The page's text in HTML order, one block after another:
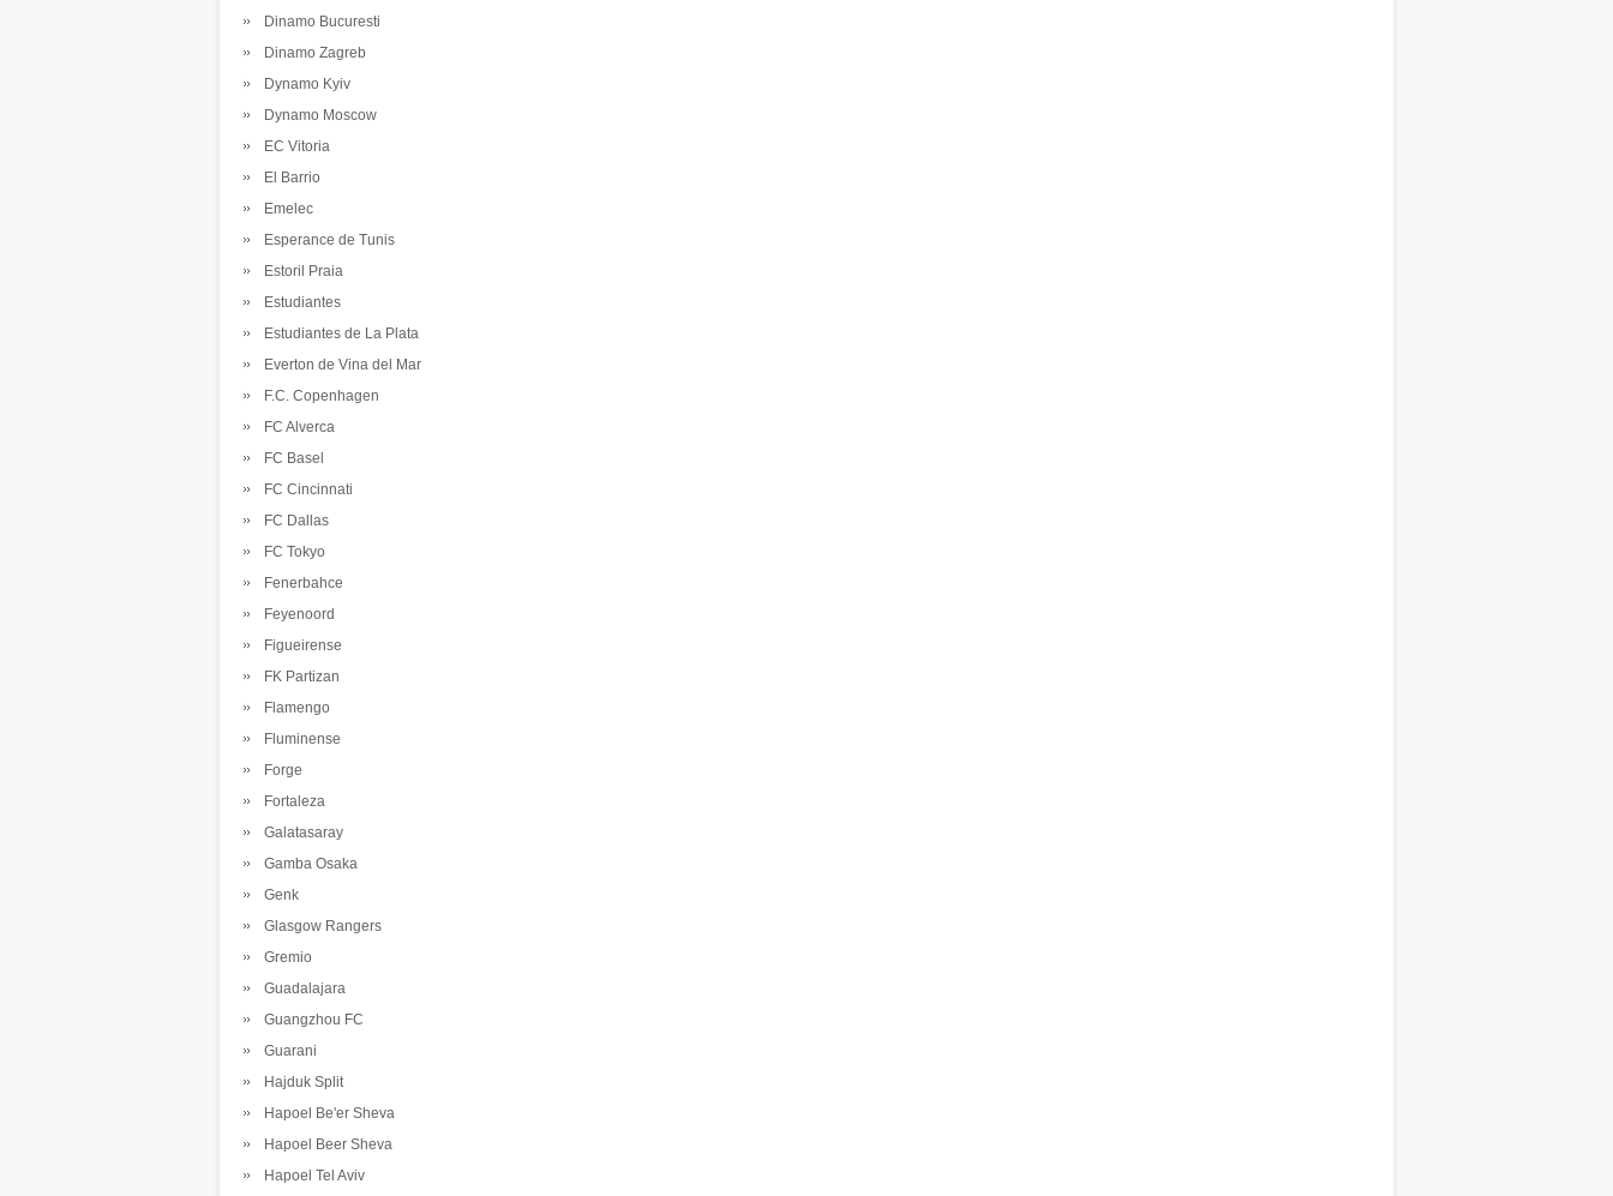
Dinamo Bucuresti
Dinamo Zagreb
Dynamo Kyiv
Dynamo Moscow
EC Vitoria
El Barrio
Emelec
Esperance de Tunis
Estoril Praia
Estudiantes
Estudiantes de La Plata
Everton de Vina del Mar
F.C. Copenhagen
FC Alverca
FC Basel
FC Cincinnati
FC Dallas
FC Tokyo
Fenerbahce
Feyenoord
Figueirense
FK Partizan
Flamengo
Fluminense
Forge
Fortaleza
Galatasaray
Gamba Osaka
Genk
Glasgow Rangers
Gremio
Guadalajara
Guangzhou FC
Guarani
Hajduk Split
Hapoel Be'er Sheva
Hapoel Beer Sheva
Hapoel Tel Aviv